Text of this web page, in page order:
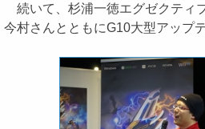
続いて、杉浦一徳エグゼクティ
今村さんとともにG10大型アップ